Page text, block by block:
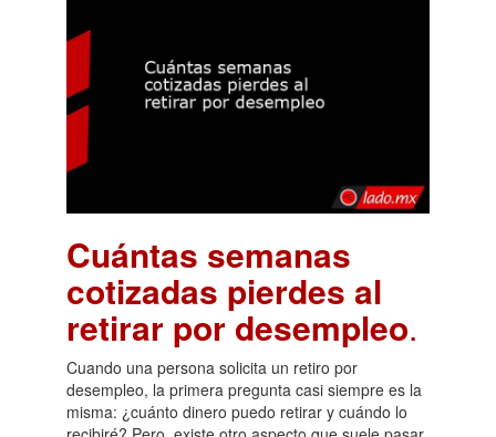
Cuántas semanas
cotizadas pierdes al
retirar por desempleo.
Cuando una persona solicita un retiro por
desempleo, la primera pregunta casi siempre es la
misma: ¿cuánto dinero puedo retirar y cuándo lo